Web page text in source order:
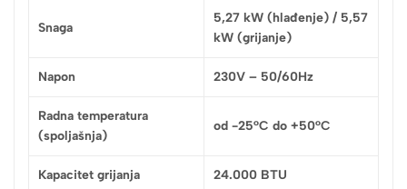
Snaga
5,27 kW (hlađenje) / 5,57
kW (grijanje)
Napon 230V – 50/60Hz
Radna temperatura
(spoljašnja)
od -25°C do +50°C
Kapacitet grijanja 24.000 BTU